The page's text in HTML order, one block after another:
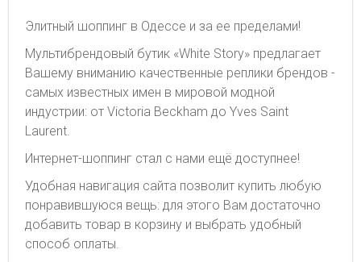
Элитный шоппинг в Одессе и за ее пределами!
Мультибрендовый бутик «White Story» предлагает
Вашему вниманию качественные реплики брендов -
самых известных имен в мировой модной
индустрии: от Victoria Beckham до Yves Saint
Laurent.
Интернет-шоппинг стал с нами ещё доступнее!
Удобная навигация сайта позволит купить любую
понравившуюся вещь: для этого Вам достаточно
добавить товар в корзину и выбрать удобный
способ оплаты.